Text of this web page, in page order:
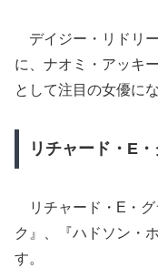
デイジー・リドリ
に、ナオミ・アッキ
として注目の女優に
リチャード・E
リチャード・E・グ
ク』、『ハドソン・
す。